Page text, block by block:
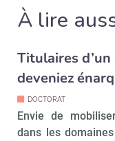
À lire
Titulaires
deveniez
DOCTORAT
Envie de
dans les